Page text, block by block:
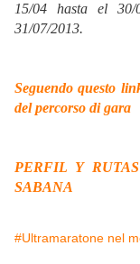
15/04 hasta el
31/07/2013.
Seguendo questo
del percorso di gara
PERFIL Y
SABANA
#Ultramaratone nel